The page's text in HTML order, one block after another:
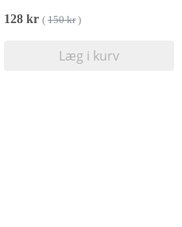
128 kr ( 150 kr)
Læg i kurv